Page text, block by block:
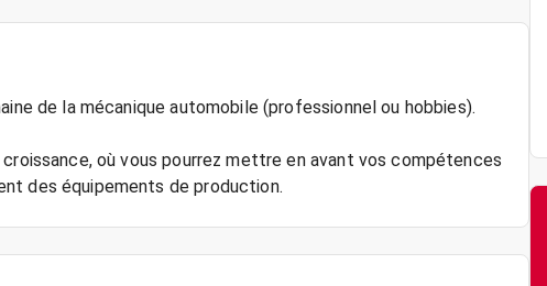
de la mécanique automobile (professionnel ou hobbies).
où vous pourrez mettre en avant vos compétences